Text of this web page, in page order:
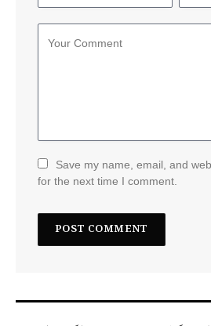
Save my name, email, and
for the next time I comment.